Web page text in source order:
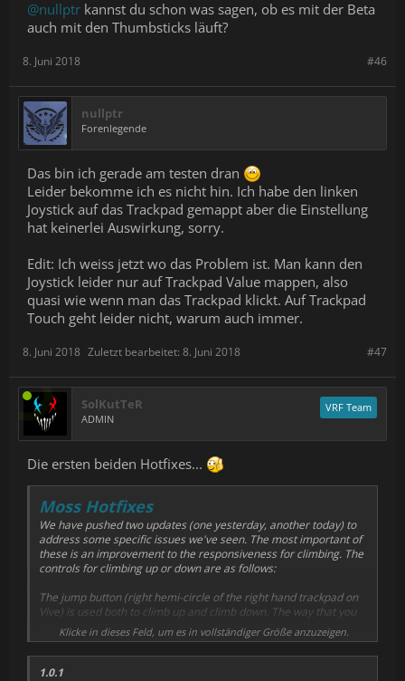
@nullptr kannst du schon was sagen, ob es mit der Beta
auch mit den Thumbsticks läuft?
#46
8. Juni 2018
nullptr
Forenlegende
Das bin ich gerade am testen dran
Leider bekomme ich es nicht hin. Ich habe den linken
Joystick auf das Trackpad gemappt aber die Einstellung
hat keinerlei Auswirkung, sorry.
Edit: Ich weiss jetzt wo das Problem ist. Man kann den
Joystick leider nur auf Trackpad Value mappen, also
quasi wie wenn man das Trackpad klickt. Auf Trackpad
Touch geht leider nicht, warum auch immer.
#47
8. Juni 2018 Zuletzt bearbeitet: 8. Juni 2018
SolKutTeR
ADMIN
VRF Team
Die ersten beiden Hotfixes...
Moss Hotfixes
We have pushed two updates (one yesterday, another today) to
address some specific issues we've seen. The most important of
these is an improvement to the responsiveness for climbing. The
controls for climbing up or down are as follows:
The jump button (right hemi-circle of the right hand trackpad on
Vive) is used both to climb up and climb down. The way that you
indicate a climb down is to provide move input away (left
trackpad on Vive) from the ledge and press jump. This should tell
Quill to jump down.
Klicke in dieses Feld, um es in vollständiger Größe anzuzeigen.
1.0.1